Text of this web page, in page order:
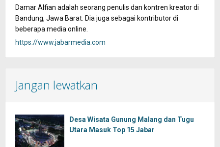
Damar Alfian adalah seorang penulis dan kontren kreator di
Bandung, Jawa Barat. Dia juga sebagai kontributor di
beberapa media online.
https://www.jabarmedia.com
Jangan lewatkan
Desa Wisata Gunung Malang dan Tugu
Utara Masuk Top 15 Jabar